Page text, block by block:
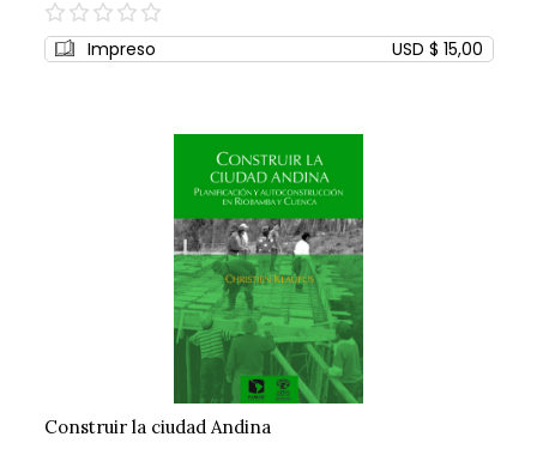
0%
Impreso USD $ 15,00
Construir la ciudad Andina